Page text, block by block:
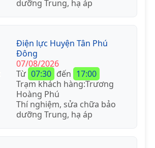
dưỡng Trung, hạ áp
Điện lực Huyện Tân Phú
Đông
07/08/2026
Từ 07:30 đến 17:00
Trạm khách hàng:Trương
Hoàng Phú
Thí nghiệm, sửa chữa bảo
dưỡng Trung, hạ áp